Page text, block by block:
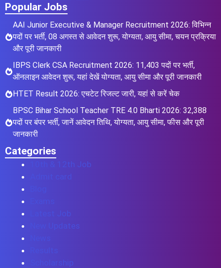
Popular Jobs
AAI Junior Executive & Manager Recruitment 2026: विभिन्न
पदों पर भर्ती, 08 अगस्त से आवेदन शुरू, योग्यता, आयु सीमा, चयन प्रक्रिया
और पूरी जानकारी
IBPS Clerk CSA Recruitment 2026: 11,403 पदों पर भर्ती,
ऑनलाइन आवेदन शुरू, यहां देखें योग्यता, आयु सीमा और पूरी जानकारी
HTET Result 2026: एचटेट रिजल्ट जारी, यहां से करें चेक
BPSC Bihar School Teacher TRE 4.0 Bharti 2026: 32,388
पदों पर बंपर भर्ती, जानें आवेदन तिथि, योग्यता, आयु सीमा, फीस और पूरी
जानकारी
Categories
10th & 12th Job
Admit card
Latest Job
New Updates
Results
Scholarship